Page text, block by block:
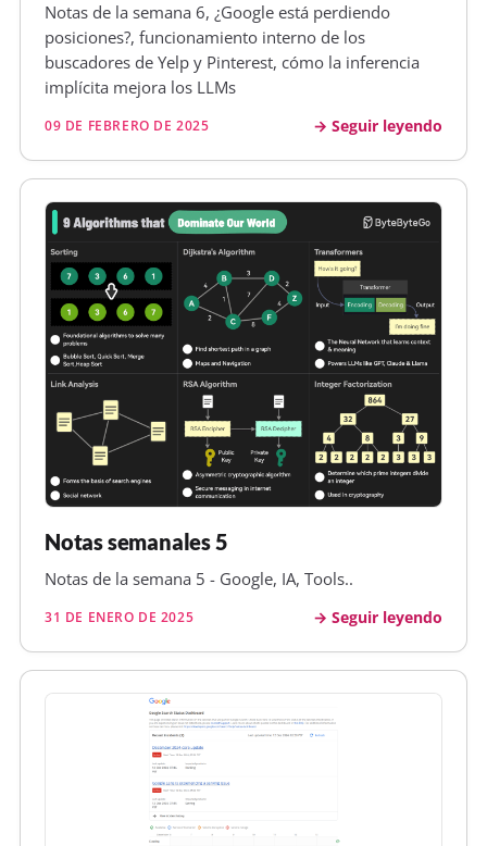
Notas de la semana 6, ¿Google está perdiendo
posiciones?, funcionamiento interno de los
buscadores de Yelp y Pinterest, cómo la inferencia
implícita mejora los LLMs
09 DE FEBRERO DE 2025 Seguir leyendo
Notas semanales 5
Notas de la semana 5 - Google, IA, Tools..
31 DE ENERO DE 2025 Seguir leyendo